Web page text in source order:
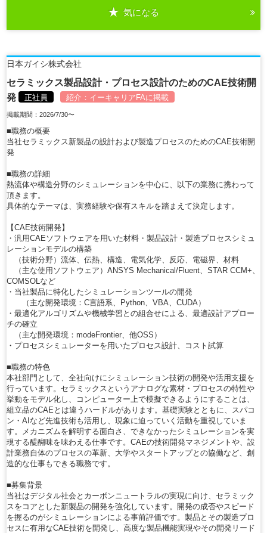
気になる
日本ガイシ株式会社
セラミックス製品設計・プロセス設計のためのCAE技術開
発
正社員 紹介： イーキャリアFAに掲載
掲載期間：2026/7/30〜
■職務の概要
当社セラミックス新製品の設計および製造プロセスのためのCAE技術開
発
■職務の詳細
熱流体や構造分野のシミュレーションを中心に、以下の業務に携わって
頂きます。
具体的なテーマは、実務経験や保有スキルを踏まえて決定します。
【CAE技術開発】
・汎用CAEソフトウェアを用いた材料・製品設計・製造プロセスシミュ
レーションモデルの構築
（技術分野）流体、伝熱、構造、電気化学、反応、電磁界、材料
（主な使用ソフトウェア）ANSYS Mechanical/Fluent、STAR CCM+、
COMSOLなど
・当社製品に特化したシミュレーションツールの開発
（主な開発環境：C言語系、Python、VBA、CUDA）
・最適化アルゴリズムや機械学習との組合せによる、最適設計アプロー
チの確立
（主な開発環境：modeFrontier、他OSS）
・プロセスシミュレーターを用いたプロセス設計、コスト試算
■職務の特色
本社部門として、全社向けにシミュレーション技術の開発や活用支援を
行っています。セラミックスというアナログな素材・プロセスの特性や
挙動をモデル化し、コンピューター上で模擬できるようにすることは、
組立品のCAEとは違うハードルがあります。基礎実験とともに、スパコ
ン・AIなど先進技術も活用し、現象に迫っていく活動を重視していま
す。メカニズムを解明する面白さ、できなかったシミュレーションを実
現する醍醐味を味わえる仕事です。CAEの技術開発マネジメントや、設
計業務自体のプロセスの革新、大学やスタートアップとの協働など、創
造的な仕事もできる職務です。
■募集背景
当社はデジタル社会とカーボンニュートラルの実現に向け、セラミック
スをコアとした新製品の開発を強化しています。開発の成否やスピード
を握るのがシミュレーションによる事前評価です。製品とその製造プロ
セスに有用なCAE技術を開発し、高度な製品機能実現やその開発リード